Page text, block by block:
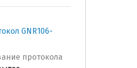
GNR106-
протокола